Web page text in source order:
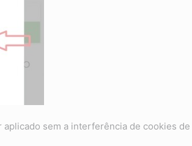
sem a interferência de cookies de